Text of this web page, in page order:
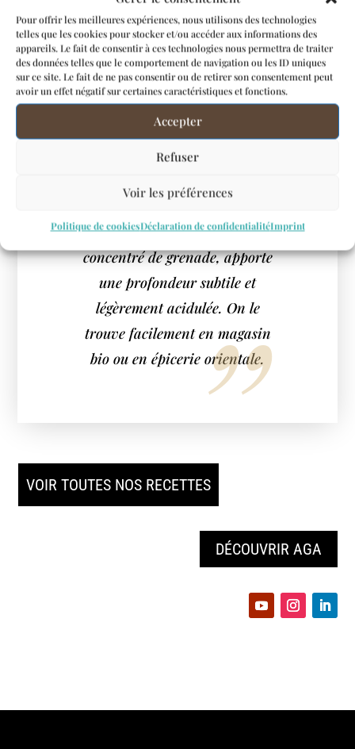
Pour offrir les meilleures expériences, nous utilisons des technologies
telles que les cookies pour stocker et/ou accéder aux informations des
appareils. Le fait de consentir à ces technologies nous permettra de traiter
des données telles que le comportement de navigation ou les ID uniques
sur ce site. Le fait de ne pas consentir ou de retirer son consentement peut
avoir un effet négatif sur certaines caractéristiques et fonctions.
Accepter
Refuser
Voir les préférences
Politique de cookiesDéclaration de confidentialitéImprint
Si les oranges sanguines ne
sont pas de saison, remplacez-
les par des oranges maltaises.
Pour retrouver cette pointe
acidulée caractéristique,
ajoutez deux cuillères à soupe
sirop traditionnel du Moyen-
Orient, obtenu à partir du jus
concentré de grenade, apporte
une profondeur subtile et
légèrement acidulée. On le
trouve facilement en magasin
bio ou en épicerie orientale.
VOIR TOUTES NOS RECETTES
DÉCOUVRIR AGA